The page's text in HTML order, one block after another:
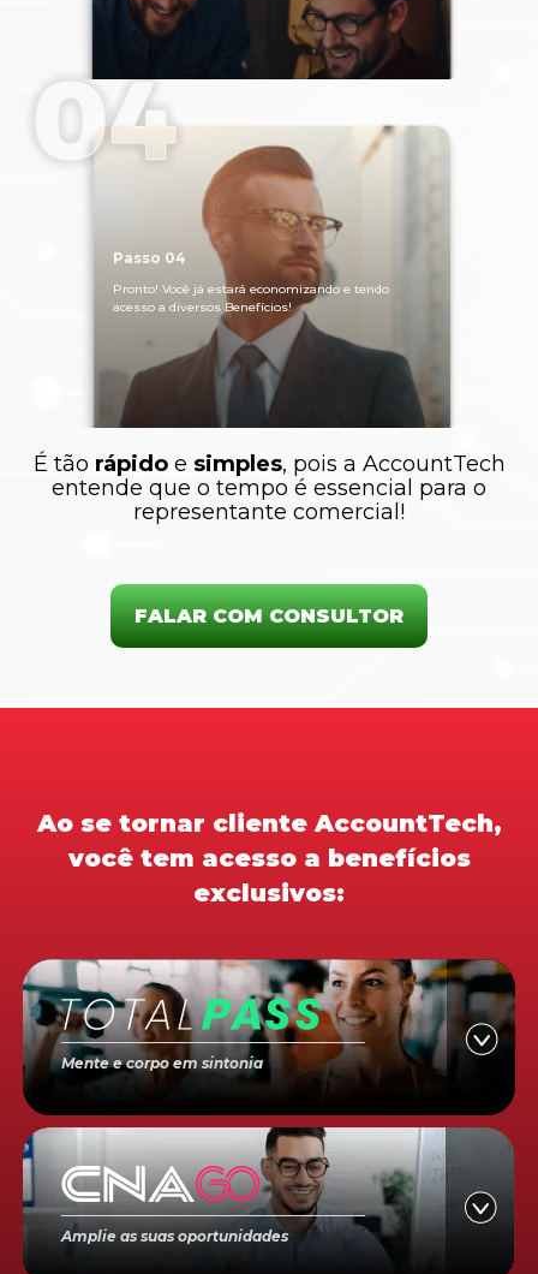
Passo 04
Pronto! Você já estará economizando e tendo
acesso a diversos Benefícios!
É tão rápidoe simples, pois a AccountTech
entende que o tempo é essencial para o
representante comercial!
FALAR COM CONSULTOR
Ao se tornar cliente AccountTech,
você tem acesso a benefícios
exclusivos:
Mente e corpo em sintonia
Amplie as suas oportunidades